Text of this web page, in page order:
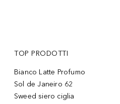
TOP PRODOTTI
Bianco Latte Profumo
Sol de Janeiro 62
Sweed siero ciglia